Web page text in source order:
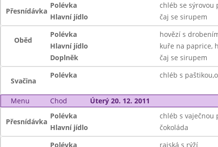
Přesnídávka
Polévka
chléb se sýrovou
Hlavní jídlo
čaj se sirupem
Oběd
Polévka
hovězí s
Hlavní jídlo
kuře na paprice,
Doplněk
čaj se sirupem
Svačina
Polévka chléb s
Menu Chod Úterý 20. 12. 2011
Přesnídávka
Polévka
chléb s vaječnou
Hlavní jídlo
čokoláda
Polévka
rajská s rýží